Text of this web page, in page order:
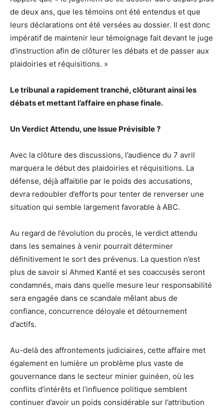
de deux ans, que les témoins ont été entendus et que
leurs déclarations ont été versées au dossier. Il est donc
impératif de maintenir leur témoignage fait devant le juge
d’instruction afin de clôturer les débats et de passer aux
plaidoiries et réquisitions. »
Le tribunal a rapidement tranché, clôturant ainsi les
débats et mettant l’affaire en phase finale.
Un Verdict Attendu, une Issue Prévisible ?
Avec la clôture des discussions, l’audience du 7 avril
marquera le début des plaidoiries et réquisitions. La
défense, déjà affaiblie par le poids des accusations,
devra redoubler d’efforts pour tenter de renverser une
situation qui semble largement favorable à ABC.
Au regard de l’évolution du procès, le verdict attendu
dans les semaines à venir pourrait déterminer
définitivement le sort des prévenus. La question n’est
plus de savoir si Ahmed Kanté et ses coaccusés seront
condamnés, mais dans quelle mesure leur responsabilité
sera engagée dans ce scandale mêlant abus de
confiance, concurrence déloyale et détournement
d’actifs.
Au-delà des affrontements judiciaires, cette affaire met
également en lumière un problème plus vaste de
gouvernance dans le secteur minier guinéen, où les
conflits d’intérêts et l’influence politique semblent
continuer d’avoir un poids considérable sur l’attribution